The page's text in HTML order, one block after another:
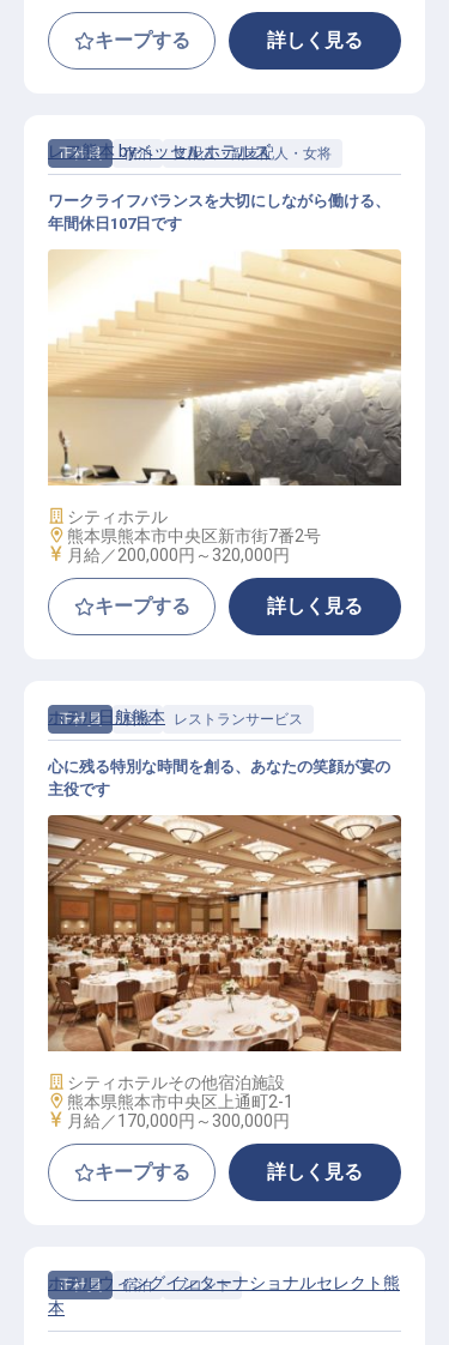
キープする 詳しく見る
正社員 宿泊 支配人・副支配人・女将
支配人・副支配人候補
レフ熊本 byベッセルホテルズ
ワークライフバランスを大切にしながら働ける、
年間休日107日です
施設業態
シティホテル
勤務地
熊本県熊本市中央区新市街7番2号
給与
月給／200,000円～ 320,000円
キープする 詳しく見る
正社員 料飲 レストランサービス
宴会場のサービススタッフ
ホテル日航熊本
心に残る特別な時間を創る、あなたの笑顔が宴の
主役です
施設業態
シティホテルその他宿泊施設
勤務地
熊本県熊本市中央区上通町2-1
給与
月給／170,000円～ 300,000円
キープする 詳しく見る
正社員 宿泊 フロント
ホテルウィングインターナショナルセレクト熊
本